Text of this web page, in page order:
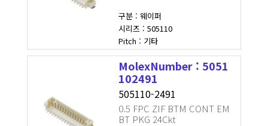
구분 : 웨이퍼
시리즈 : 505110
Pitch : 기타
MolexNumber : 5051
102491
505110-2491
0.5 FPC ZIF BTM CONT EM
BT PKG 24Ckt